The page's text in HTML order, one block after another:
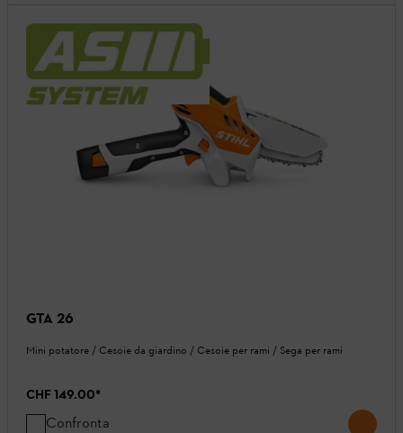
GTA 26
Mini potatore / Cesoie da giardino / Cesoie per rami / Sega per rami
CHF 149.00*
Confronta